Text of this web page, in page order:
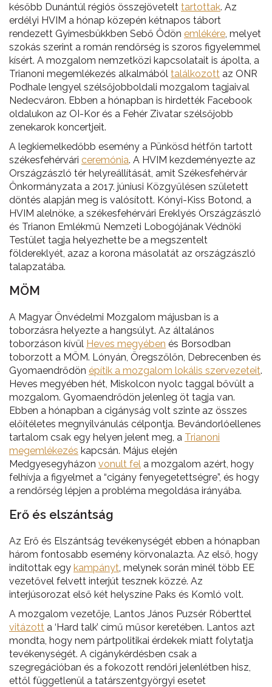
később Dunántúl régiós összejövetelt tartottak. Az
erdélyi HVIM a hónap közepén kétnapos tábort
rendezett Gyimesbükkben Sebő Ödön emlékére , melyet
szokás szerint a román rendőrség is szoros figyelemmel
kísért. A mozgalom nemzetközi kapcsolatait is ápolta, a
Trianoni megemlékezés alkalmából találkozott az ONR
Podhale lengyel szélsőjobboldali mozgalom tagjaival
Nedecváron. Ebben a hónapban is hirdették Facebook
oldalukon az OI-Kor és a Fehér Zivatar szélsőjobb
zenekarok koncertjeit.
A legkiemelkedőbb esemény a Pünkösd hétfőn tartott
székesfehérvári ceremónia. A HVIM kezdeményezte az
Országzászló tér helyreállítását, amit Székesfehérvár
Önkormányzata a 2017. júniusi Közgyűlésen született
döntés alapján meg is valósított. Kónyi-Kiss Botond, a
HVIM alelnöke, a székesfehérvári Ereklyés Országzászló
és Trianon Emlékmű Nemzeti Lobogójának Védnöki
Testület tagja helyezhette be a megszentelt
földereklyét, azaz a korona másolatát az országzászló
talapzatába.
MÖM
A Magyar Önvédelmi Mozgalom májusban is a
toborzásra helyezte a hangsúlyt. Az általános
toborzáson kívül Heves megyében és Borsodban
toborzott a MÖM. Lónyán, Öregszőlőn, Debrecenben és
Gyomaendrődön építik a mozgalom lokális szervezeteit.
Heves megyében hét, Miskolcon nyolc taggal bővült a
mozgalom. Gyomaendrődön jelenleg öt tagja van.
Ebben a hónapban a cigányság volt szinte az összes
előítéletes megnyilvánulás célpontja. Bevándorlóellenes
tartalom csak egy helyen jelent meg, a Trianoni
megemlékezés kapcsán. Május elején
Medgyesegyházon vonult fel a mozgalom azért, hogy
felhívja a figyelmet a “cigány fenyegetettségre”, és hogy
a rendőrség lépjen a probléma megoldása irányába.
Erő és elszántság
Az Erő és Elszántság tevékenységét ebben a hónapban
három fontosabb esemény körvonalazta. Az első, hogy
indítottak egy kampányt , melynek során minél több EE
vezetővel felvett interjút tesznek közzé. Az
interjúsorozat első két helyszíne Paks és Komló volt.
A mozgalom vezetője, Lantos János Puzsér Róberttel
vitázott a ‘Hard talk’ című műsor keretében. Lantos azt
mondta, hogy nem pártpolitikai érdekek miatt folytatja
tevékenységét. A cigánykérdésben csak a
szegregációban és a fokozott rendőri jelenlétben hisz,
ettől függetlenül a tatárszentgyörgyi esetet